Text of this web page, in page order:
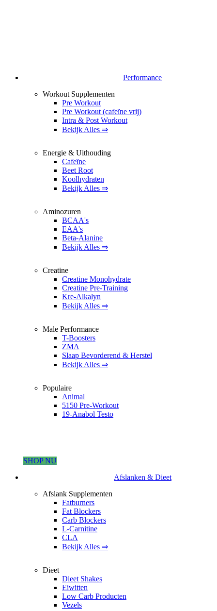
Performance
Workout Supplementen
Pre Workout
Pre Workout (cafeïne vrij)
Intra & Post Workout
Bekijk Alles ⇒
Energie & Uithouding
Cafeïne
Beet Root
Koolhydraten
Bekijk Alles ⇒
Aminozuren
BCAA's
EAA's
Beta-Alanine
Bekijk Alles ⇒
Creatine
Creatine Monohydrate
Creatine Pre-Training
Kre-Alkalyn
Bekijk Alles ⇒
Male Performance
T-Boosters
ZMA
Slaap Bevorderend & Herstel
Bekijk Alles ⇒
Populaire
Animal
5150 Pre-Workout
19-Anabol Testo
SHOP NU
Afslanken & Dieet
Afslank Supplementen
Fatburners
Fat Blockers
Carb Blockers
L-Carnitine
CLA
Bekijk Alles ⇒
Dieet
Dieet Shakes
Eiwitten
Low Carb Producten
Vezels